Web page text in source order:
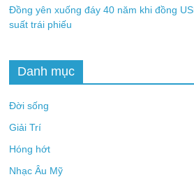
Đồng yên xuống đáy 40 năm khi đồng
suất trái phiếu
Danh mục
Đời sống
Giải Trí
Hóng hớt
Nhạc Âu Mỹ